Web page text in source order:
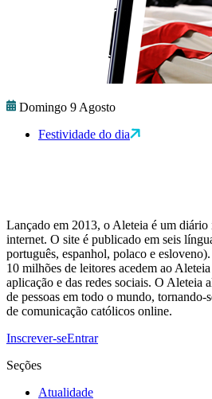
Domingo 9 Agosto
Festividade do dia
Lançado em 2013, o Aleteia é um
internet. O site é publicado em seis
português, espanhol, polaco e
10 milhões de leitores acedem ao
aplicação e das redes sociais. O Aleteia
de pessoas em todo o mundo, tornando-
de comunicação católicos online.
Inscrever-seEntrar
Seções
Atualidade